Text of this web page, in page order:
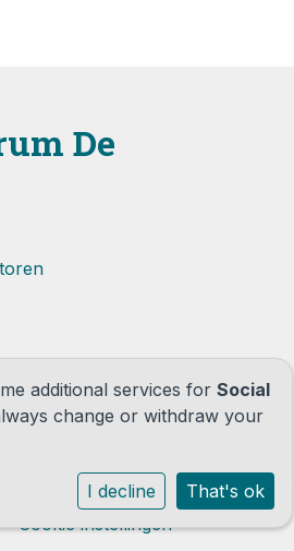
De
Cookie instellingen
additional services for Social
change or withdraw your
I decline That's ok